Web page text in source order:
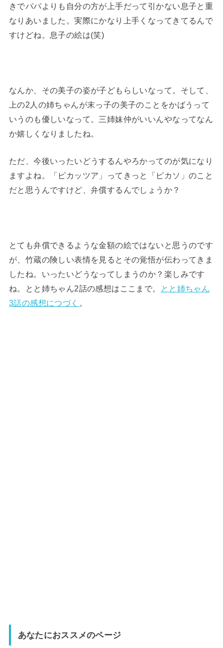
きでパパよりも自分の方が上手だって引かない息子と重
なりあいました。実際にかなり上手くなってきてるんで
すけどね。息子の絵は(笑)
なんか、その美子の姿が子どもらしいなって。そして、
上の2人の姉ちゃんが末っ子の美子のことをかばうって
いうのも優しいなって。三姉妹仲がいいんやなってなん
か嬉しくなりましたね。
ただ、今後いったいどうするんやろかってのが気になり
ますよね。「ピカッツア」ってきっと「ピカソ」のこと
だと思うんですけど、弁償するんでしょうか？
とても弁償できるような金額の絵ではないと思うのです
が、竹蔵の険しい表情を見るとその覚悟が伝わってきま
したね。いったいどうなってしまうのか？楽しみです
ね。とと姉ちゃん2話の感想はここまで。
とと姉ちゃん
3話の感想につづく
あなたにおススメのページ